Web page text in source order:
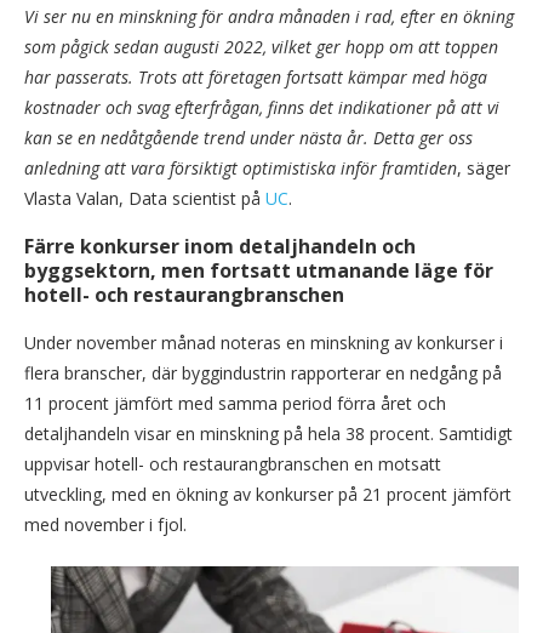
Vi ser nu en minskning för andra månaden i rad, efter en ökning
som pågick sedan augusti 2022, vilket ger hopp om att toppen
har passerats. Trots att företagen fortsatt kämpar med höga
kostnader och svag efterfrågan, finns det indikationer på att vi
kan se en nedåtgående trend under nästa år. Detta ger oss
anledning att vara försiktigt optimistiska inför framtiden, säger
Vlasta Valan, Data scientist på UC.
Färre konkurser inom detaljhandeln och
byggsektorn, men fortsatt utmanande läge för
hotell- och restaurangbranschen
Under november månad noteras en minskning av konkurser i
flera branscher, där byggindustrin rapporterar en nedgång på
11 procent jämfört med samma period förra året och
detaljhandeln visar en minskning på hela 38 procent. Samtidigt
uppvisar hotell- och restaurangbranschen en motsatt
utveckling, med en ökning av konkurser på 21 procent jämfört
med november i fjol.